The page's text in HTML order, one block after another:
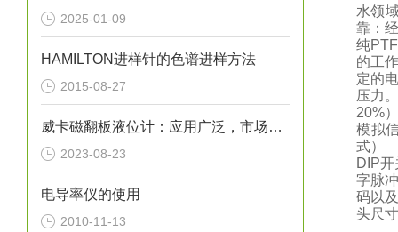
2025-01-09
HAMILTON进样针的色谱进样方法
2015-08-27
威卡磁翻板液位计：应用广泛，市场前景广阔
2023-08-23
电导率仪的使用
2010-11-13
水领
靠：
纯
的工
定的
压力
20%
模拟
式）
DIP
字脉
码以
头尺